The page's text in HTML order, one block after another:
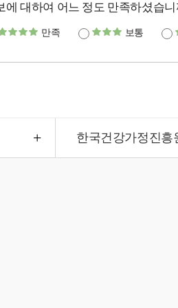
에 대하여 어느 정도 만족하셨습니
만족 보통
한국건강가정진흥